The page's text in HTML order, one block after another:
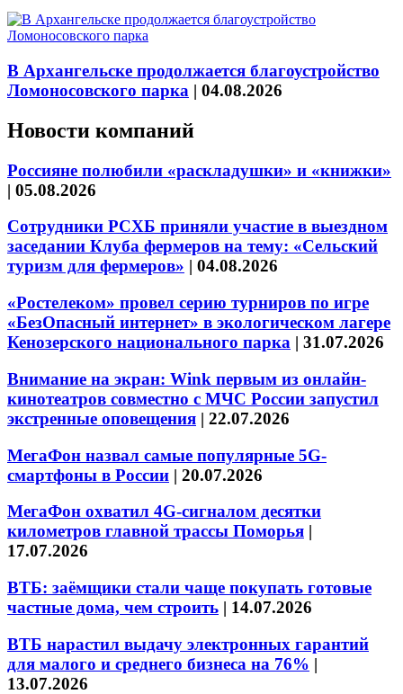
В Архангельске продолжается благоустройство
Ломоносовского парка | 04.08.2026
Новости компаний
Россияне полюбили «раскладушки» и «книжки»
| 05.08.2026
Сотрудники РСХБ приняли участие в выездном
заседании Клуба фермеров на тему: «Сельский
туризм для фермеров» | 04.08.2026
«Ростелеком» провел серию турниров по игре
«БезОпасный интернет» в экологическом лагере
Кенозерского национального парка | 31.07.2026
Внимание на экран: Wink первым из онлайн-
кинотеатров совместно с МЧС России запустил
экстренные оповещения | 22.07.2026
МегаФон назвал самые популярные 5G-
смартфоны в России | 20.07.2026
МегаФон охватил 4G-сигналом десятки
километров главной трассы Поморья |
17.07.2026
ВТБ: заёмщики стали чаще покупать готовые
частные дома, чем строить | 14.07.2026
ВТБ нарастил выдачу электронных гарантий
для малого и среднего бизнеса на 76% |
13.07.2026